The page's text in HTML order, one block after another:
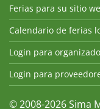
Ferias para su sitio
Calendario de ferias
Login para
Login para
© 2008-2026 Sima